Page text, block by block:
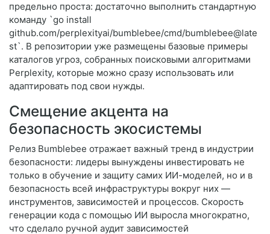
предельно проста: достаточно выполнить стандартную
команду `go install
github.com/perplexityai/bumblebee/cmd/bumblebee@late
st`. В репозитории уже размещены базовые примеры
каталогов угроз, собранных поисковыми алгоритмами
Perplexity, которые можно сразу использовать или
адаптировать под свои нужды.
Смещение акцента на
безопасность экосистемы
Релиз Bumblebee отражает важный тренд в индустрии
безопасности: лидеры вынуждены инвестировать не
только в обучение и защиту самих ИИ-моделей, но и в
безопасность всей инфраструктуры вокруг них —
инструментов, зависимостей и процессов. Скорость
генерации кода с помощью ИИ выросла многократно,
что сделало ручной аудит зависимостей